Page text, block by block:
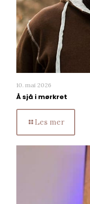
10. mai 2026
Å sjå i mørkret
Les mer